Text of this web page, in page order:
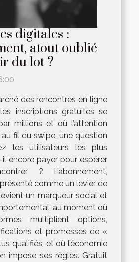
digitales :
atout oublié
du lot ?
des rencontres en ligne
inscriptions gratuites se
millions et où l’attention
fil du swipe, une question
les utilisateurs les plus
encore payer pour espérer
? L’abonnement,
comme un levier de
un marqueur social et
au moment où
multiplient options,
et promesses de «
qualifiés, et où l’économie
impose ses règles. Gratuit